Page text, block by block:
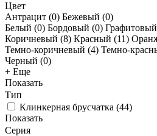
Цвет
Антрацит (0) Бежевый (0)
Белый (0) Бордовый (0)
Коричневый (8) Красный (11)
Темно-коричневый (4) Темно-
Черный (0)
+ Еще
Показать
Тип
Клинкерная брусчатка (44)
Показать
Серия